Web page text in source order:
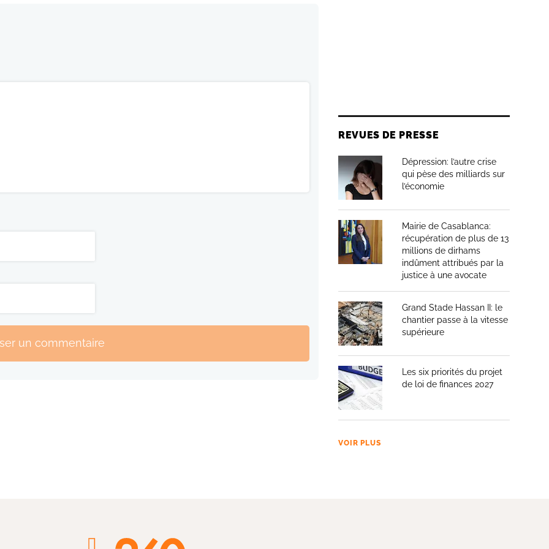
un commentaire
REVUES DE PRESSE
Dépression: l’autre crise
qui pèse des milliards sur
l’économie
Mairie de Casablanca:
récupération de plus de 13
millions de dirhams
indûment attribués par la
justice à une avocate
Grand Stade Hassan II: le
chantier passe à la vitesse
supérieure
Les six priorités du projet
de loi de finances 2027
VOIR PLUS